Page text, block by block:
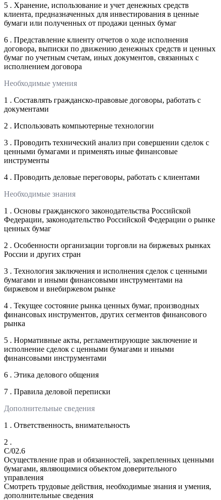
5 . Хранение, использование и учет денежных средств
клиента, предназначенных для инвестирования в ценные
бумаги или полученных от продажи ценных бумаг
6 . Представление клиенту отчетов о ходе исполнения
договора, выписки по движению денежных средств и ценных
бумаг по учетным счетам, иных документов, связанных с
исполнением договора
Необходимые умения
1 . Составлять гражданско-правовые договоры, работать с
документами
2 . Использовать компьютерные технологии
3 . Проводить технический анализ при совершении сделок с
ценными бумагами и применять иные финансовые
инструменты
4 . Проводить деловые переговоры, работать с клиентами
Необходимые знания
1 . Основы гражданского законодательства Российской
Федерации, законодательство Российской Федерации о рынке
ценных бумаг
2 . Особенности организации торговли на биржевых рынках
России и других стран
3 . Технология заключения и исполнения сделок с ценными
бумагами и иными финансовыми инструментами на
биржевом и внебиржевом рынке
4 . Текущее состояние рынка ценных бумаг, производных
финансовых инструментов, других сегментов финансового
рынка
5 . Нормативные акты, регламентирующие заключение и
исполнение сделок с ценными бумагами и иными
финансовыми инструментами
6 . Этика делового общения
7 . Правила деловой переписки
Дополнительные сведения
1 . Ответственность, внимательность
2 .
C/02.6
Осуществление прав и обязанностей, закрепленных ценными
бумагами, являющимися объектом доверительного
управления
Смотреть трудовые действия, необходимые знания и умения,
дополнительные сведения